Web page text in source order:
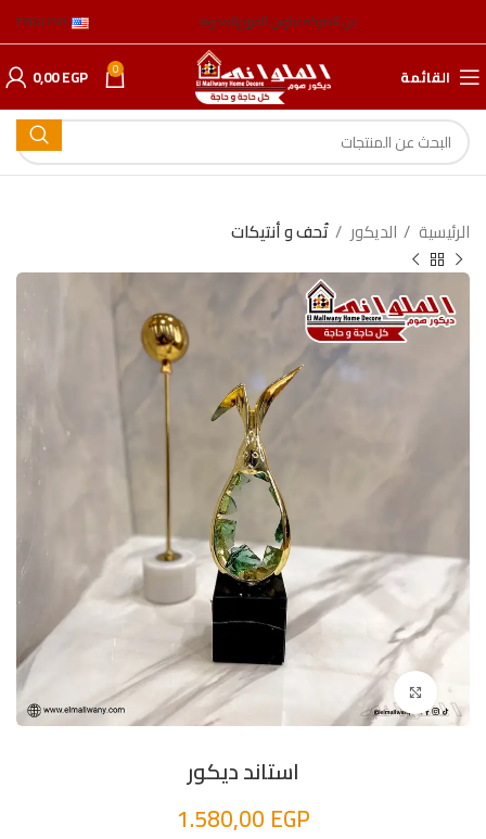
عن الشركةعناوين الفروعالمدونة ENGLISH
القائمة 0
0,00EGP
الرئيسية الدیكور تُحف و أنتیكات
اضغط للتكبير
استاند ديكور
1.580,00 EGP